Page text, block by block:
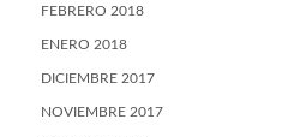
FEBRERO 2018
ENERO 2018
DICIEMBRE 2017
NOVIEMBRE 2017